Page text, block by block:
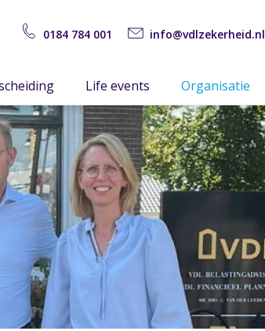
0184 784 001 info@vdlzekerheid.nl
Life events Organisatie